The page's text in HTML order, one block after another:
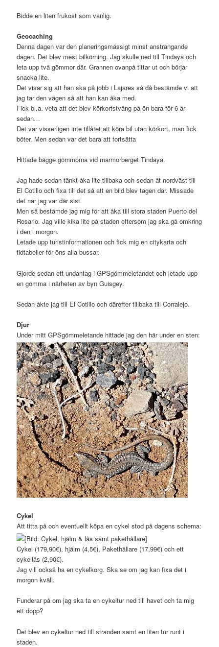
Bidde en liten frukost som vanlig.
Geocaching
Denna dagen var den planeringsmässigt minst ansträngande
dagen. Det blev mest bilkörning. Jag skulle ned till Tindaya och
leta upp två gömmor där. Grannen ovanpå tittar ut och börjar
snacka lite.
Det visar sig att han ska på jobb i Lajares så då bestämde vi att
jag tar den vägen så att han kan åka med.
Fick bl.a. veta att det blev körkortstvång på ön bara för 6 år
sedan…
Det var visserligen inte tillåtet att köra bil utan körkort, man fick
böter. Men sedan var det bara att fortsätta
Hittade bägge gömmorna vid marmorberget Tindaya.
Jag hade sedan tänkt åka lite tillbaka och sedan åt nordväst till
El Cotillo och fixa till det så att en bild blev tagen där. Missade
det när jag var där sist.
Men så bestämde jag mig för att åka till stora staden Puerto del
Rosario. Jag ville kika lite på staden eftersom jag ska gå omkring
i den i morgon.
Letade upp turistinformationen och fick mig en citykarta och
tidtabeller för öns alla bussar.
Gjorde sedan ett undantag i GPSgömmeletandet och letade upp
en gömma i närheten av byn Guisgey.
Sedan åkte jag till El Cotillo och därefter tillbaka till Corralejo.
Djur
Under mitt GPSgömmeletande hittade jag den här under en sten:
Cykel
Att titta på och eventuellt köpa en cykel stod på dagens schema:
Cykel (179,90€), hjälm (4,5€), Pakethållare (17,99€) och ett
cykellås (2,90€).
Jag vill också ha en cykelkorg. Ska se om jag kan fixa det i
morgon kväll.
Funderar på om jag ska ta en cykeltur ned till havet och ta mig
ett dopp?
Det blev en cykeltur ned till stranden samt en liten tur runt i
staden.